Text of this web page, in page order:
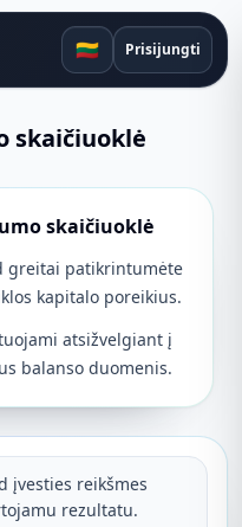
🇱🇹 Prisijungti
skaičiuoklė
skaičiuoklė
greitai patikrintumėte
kapitalo poreikius.
atsižvelgiant į
balanso duomenis.
įvesties reikšmes
rezultatu.